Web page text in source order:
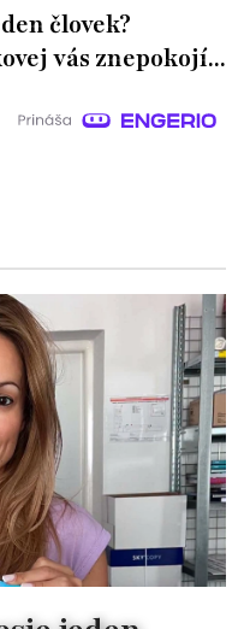
človek?
vás znepokojí...